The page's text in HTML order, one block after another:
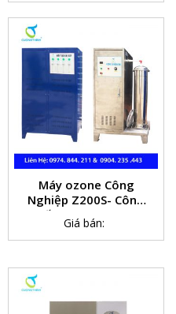
Máy ozone Công
Nghiệp Z200S- Công
suất Ozone 200g/h
Giá bán: